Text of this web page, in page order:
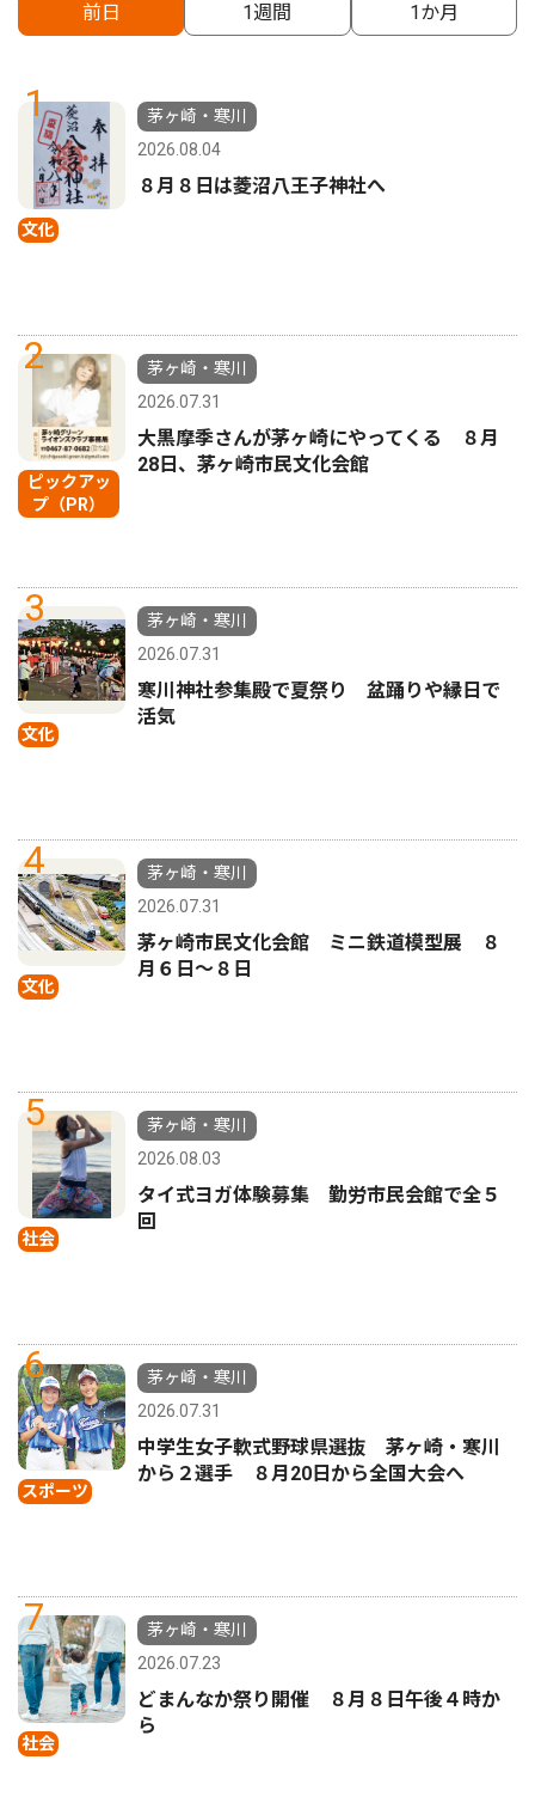
前日 1週間 1か月
1
文化
茅ヶ崎・寒川
2026.08.04
８月８日は菱沼八王子神社へ
2
ピックアッ
プ（PR）
茅ヶ崎・寒川
2026.07.31
大黒摩季さんが茅ヶ崎にやってくる ８月
28日、茅ヶ崎市民文化会館
3
文化
茅ヶ崎・寒川
2026.07.31
寒川神社参集殿で夏祭り 盆踊りや縁日で
活気
4
文化
茅ヶ崎・寒川
2026.07.31
茅ヶ崎市民文化会館 ミニ鉄道模型展 ８
月６日〜８日
5
社会
茅ヶ崎・寒川
2026.08.03
タイ式ヨガ体験募集 勤労市民会館で全５
回
6
スポーツ
茅ヶ崎・寒川
2026.07.31
中学生女子軟式野球県選抜 茅ヶ崎・寒川
から２選手 ８月20日から全国大会へ
7
社会
茅ヶ崎・寒川
2026.07.23
どまんなか祭り開催 ８月８日午後４時か
ら